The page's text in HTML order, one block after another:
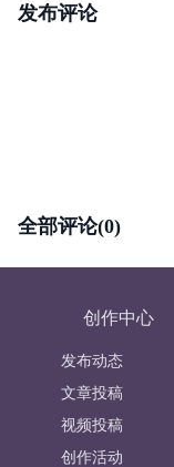
发布评论
全部评论(0)
创作中心
发布动态
文章投稿
视频投稿
创作活动